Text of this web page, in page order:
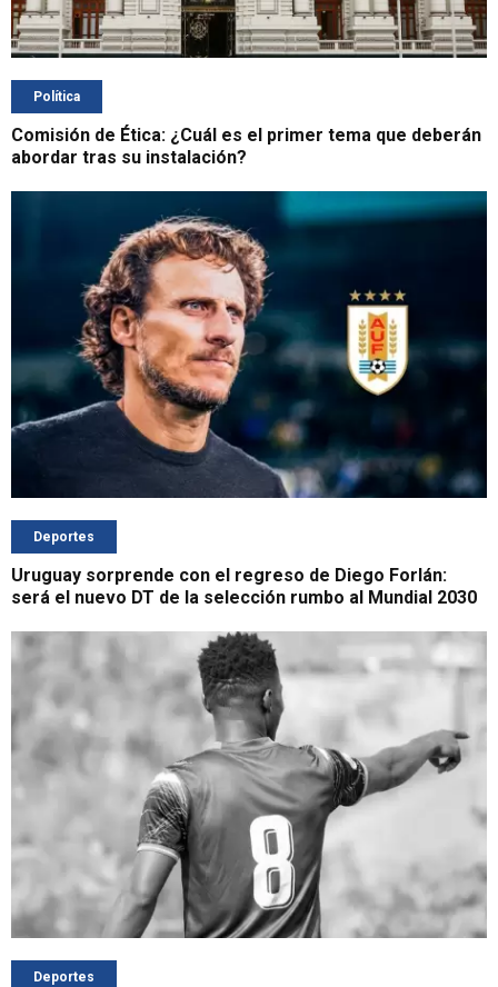
Política
Comisión de Ética: ¿Cuál es el primer tema que deberán
abordar tras su instalación?
Deportes
Uruguay sorprende con el regreso de Diego Forlán:
será el nuevo DT de la selección rumbo al Mundial 2030
Deportes